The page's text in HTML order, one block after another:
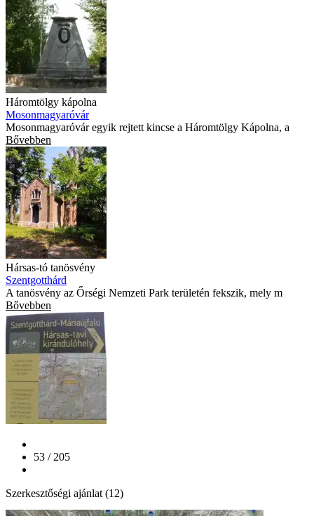
Háromtölgy kápolna
Mosonmagyaróvár
Mosonmagyaróvár egyik rejtett kincse a Háromtölgy Kápolna, a
Bővebben
Hársas-tó tanösvény
Szentgotthárd
A tanösvény az Őrségi Nemzeti Park területén fekszik, mely m
Bővebben
53 / 205
Szerkesztőségi ajánlat (12)